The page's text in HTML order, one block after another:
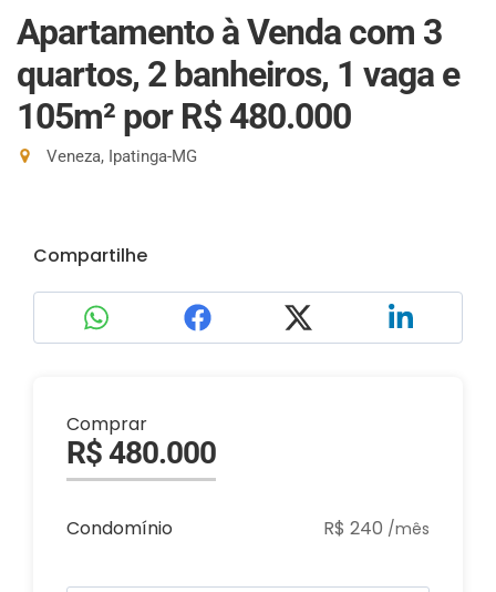
Apartamento à Venda com 3
quartos, 2 banheiros, 1 vaga e
105m² por R$ 480.000
Veneza, Ipatinga-MG
Compartilhe
Comprar
R$ 480.000
Condomínio R$ 240 /mês